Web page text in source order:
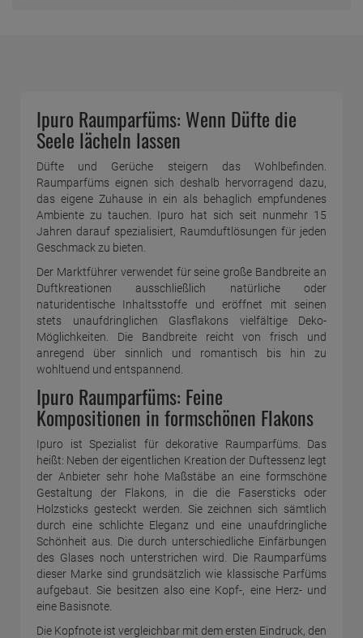
Ipuro Raumparfüms: Wenn Düfte die
Seele lächeln lassen
Düfte und Gerüche steigern das Wohlbefinden.
Raumparfüms eignen sich deshalb hervorragend dazu,
das eigene Zuhause in ein als behaglich empfundenes
Ambiente zu tauchen. Ipuro hat sich seit nunmehr 15
Jahren darauf spezialisiert, Raumduftlösungen für jeden
Geschmack zu bieten.
Der Marktführer verwendet für seine große Bandbreite an
Duftkreationen ausschließlich natürliche oder
naturidentische Inhaltsstoffe und eröffnet mit seinen
stets unaufdringlichen Glasflakons vielfältige Deko-
Möglichkeiten. Die Bandbreite reicht von frisch und
anregend über sinnlich und romantisch bis hin zu
wohltuend und entspannend.
Ipuro Raumparfüms: Feine
Kompositionen in formschönen Flakons
Ipuro ist Spezialist für dekorative Raumparfüms. Das
heißt: Neben der eigentlichen Kreation der Duftessenz legt
der Anbieter sehr hohe Maßstäbe an eine formschöne
Gestaltung der Flakons, in die die Fasersticks oder
Holzsticks gesteckt werden. Sie zeichnen sich sämtlich
durch eine schlichte Eleganz und eine unaufdringliche
Schönheit aus. Die durch unterschiedliche Einfärbungen
des Glases noch unterstrichen wird. Die Raumparfüms
dieser Marke sind grundsätzlich wie klassische Parfüms
aufgebaut. Sie besitzen also eine Kopf-, eine Herz- und
eine Basisnote.
Die Kopfnote ist vergleichbar mit dem ersten Eindruck, den